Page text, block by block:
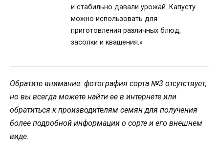
и стабильно давали урожай. Капусту
можно использовать для
приготовления различных блюд,
засолки и квашения.»
Обратите внимание: фотография сорта №3 отсутствует,
но вы всегда можете найти ее в интернете или
обратиться к производителям семян для получения
более подробной информации о сорте и его внешнем
виде.